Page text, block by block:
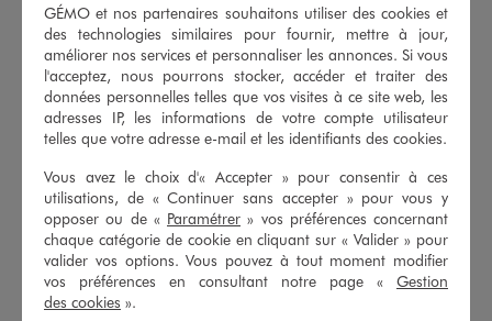
EFFET VENTRE PLAT
La culotte taille haute est bien plus qu'un simple sous-vêtement :
elle sublime votre silhouette ! Avec sa ceinture au niveau du
nombril,cette culotteest particulièrement enveloppante. Elle
évite ainsi toute compression, et donc toutes marques, au
niveau du ventre, des hanches ou des poignées d’amour.
est doux, agréable à porter et ne dénature pas vos courbes.
Vous retrouverez également sur notre boutique en ligne des
culottes gainantes taille haute qui affinent la taille et le ventre.
Des modèles minimalistes, mais aussi des modèles aux finitions
travaillées avec de la dentelle. Nos culottes taille haute se
déclinent dans de nombreux coloris pour s’assortir avec votre
GÉMO et nos partenaires souhaitons utiliser des cookies et
des technologies similaires pour fournir, mettre à jour,
améliorer nos services et personnaliser les annonces. Si vous
l'acceptez, nous pourrons stocker, accéder et traiter des
données personnelles telles que vos visites à ce site web, les
adresses IP, les informations de votre compte utilisateur
telles que votre adresse e-mail et les identifiants des cookies.
Vous avez le choix d'« Accepter » pour consentir à ces
utilisations, de « Continuer sans accepter » pour vous y
opposer ou de « Paramétrer » vos préférences concernant
chaque catégorie de cookie en cliquant sur « Valider » pour
valider vos options. Vous pouvez à tout moment modifier
vos préférences en consultant notre page « Gestion
des cookies ».